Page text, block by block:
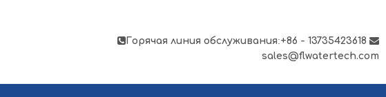
 Горячая линия обслуживания:+86 - 13735423618 
sales@flwatertech.com